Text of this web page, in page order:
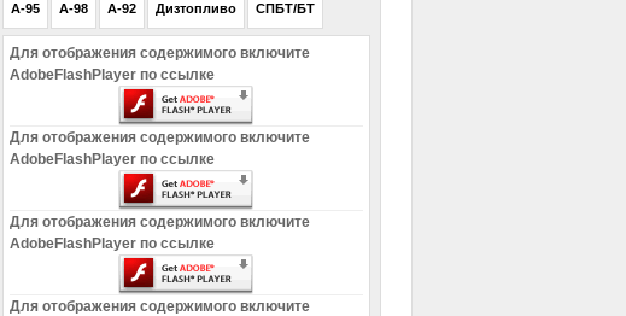
A-95 A-98 A-92 Дизтопливо СПБТ/БТ
Для отображения содержимого включите
AdobeFlashPlayer по ссылке
Для отображения содержимого включите
AdobeFlashPlayer по ссылке
Для отображения содержимого включите
AdobeFlashPlayer по ссылке
Для отображения содержимого включите